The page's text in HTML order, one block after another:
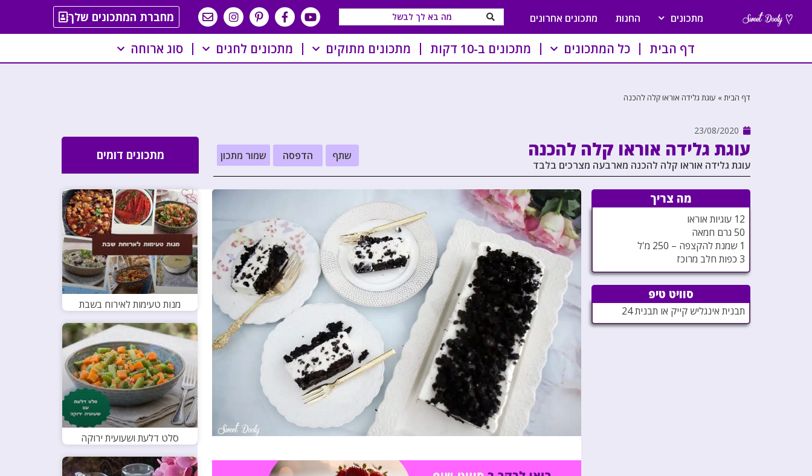
מתכונים החנות מתכונים אחרונים מחברת המתכונים שלך
דף הבית כל המתכונים מתכונים ב-10 דקות מתכונים מתוקים מתכונים לחגים סוג ארוחה
דף הבית» עוגת גלידה אוראו קלה להכנה
23/08/2020
עוגת גלידה אוראו קלה להכנה
עוגת גלידה אוראו קלה להכנה מארבעה מצרכים בלבד
שתף הדפסה שמור מתכון מתכונים דומים
מה צריך
12 עוגיות אוראו
50 גרם חמאה
1 שמנת להקצפה – 250 מ'ל
3 כפות חלב מרוכז
סוויט טיפ
תבנית אינגליש קייק או תבנית 24 מנות טעימות לאירוח בשבת
סלט דלעת ושעועית ירוקה